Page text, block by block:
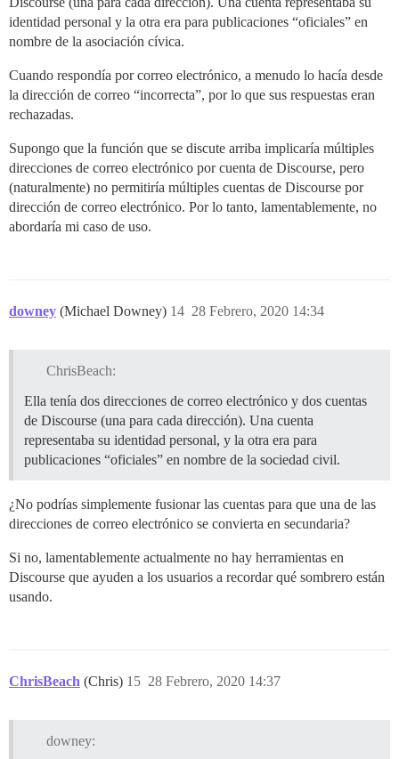
identidad personal y la otra era para publicaciones “oficiales” en
nombre de la asociación cívica.
Cuando respondía por correo electrónico, a menudo lo hacía desde
la dirección de correo “incorrecta”, por lo que sus respuestas eran
rechazadas.
Supongo que la función que se discute arriba implicaría múltiples
direcciones de correo electrónico por cuenta de Discourse, pero
(naturalmente) no permitiría múltiples cuentas de Discourse por
dirección de correo electrónico. Por lo tanto, lamentablemente, no
abordaría mi caso de uso.
downey (Michael Downey) 28 Febrero, 2020 14:34
14
ChrisBeach:
Ella tenía dos direcciones de correo electrónico y dos cuentas
de Discourse (una para cada dirección). Una cuenta
representaba su identidad personal, y la otra era para
publicaciones “oficiales” en nombre de la sociedad civil.
¿No podrías simplemente fusionar las cuentas para que una de las
direcciones de correo electrónico se convierta en secundaria?
Si no, lamentablemente actualmente no hay herramientas en
Discourse que ayuden a los usuarios a recordar qué sombrero están
usando.
ChrisBeach (Chris) 28 Febrero, 2020 14:37
15
downey: